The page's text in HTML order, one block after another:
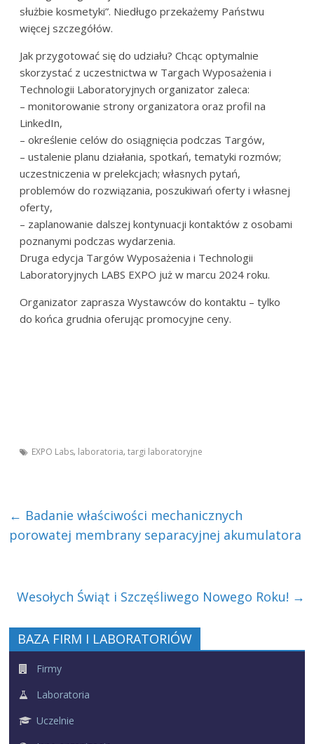
służbie kosmetyki”. Niedługo przekażemy Państwu
więcej szczegółów.
Jak przygotować się do udziału? Chcąc optymalnie
skorzystać z uczestnictwa w Targach Wyposażenia i
Technologii Laboratoryjnych organizator zaleca:
– monitorowanie strony organizatora oraz profil na
LinkedIn,
– określenie celów do osiągnięcia podczas Targów,
– ustalenie planu działania, spotkań, tematyki rozmów;
uczestniczenia w prelekcjach; własnych pytań,
problemów do rozwiązania, poszukiwań oferty i własnej
oferty,
– zaplanowanie dalszej kontynuacji kontaktów z osobami
poznanymi podczas wydarzenia.
Druga edycja Targów Wyposażenia i Technologii
Laboratoryjnych LABS EXPO już w marcu 2024 roku.
Organizator zaprasza Wystawców do kontaktu – tylko
do końca grudnia oferując promocyjne ceny.
EXPO Labs, laboratoria,targi laboratoryjne
← Badanie właściwości mechanicznych
porowatej membrany separacyjnej akumulatora
Wesołych Świąt i Szczęśliwego Nowego Roku! →
BAZA FIRM I LABORATORIÓW
Firmy
Laboratoria
Uczelnie